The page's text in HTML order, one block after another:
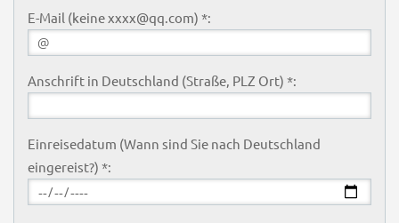
E-Mail (keine xxxx@qq.com) *:
Anschrift in Deutschland (Straße, PLZ Ort) *:
Einreisedatum (Wann sind Sie nach Deutschland
eingereist?) *: